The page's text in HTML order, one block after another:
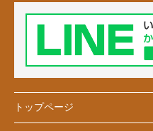
トップページ